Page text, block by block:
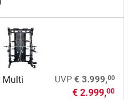
Multi
UVP € 3.999,00
€ 2.999,00